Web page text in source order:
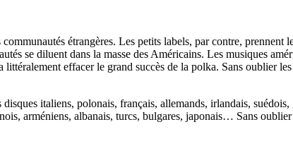
étrangères. Les petits labels, par contre, prennent
se diluent dans la masse des Américains. Les musiques
effacer le grand succès de la polka. Sans oublier
italiens, polonais, français, allemands, irlandais,
arméniens, albanais, turcs, bulgares, japonais… Sans